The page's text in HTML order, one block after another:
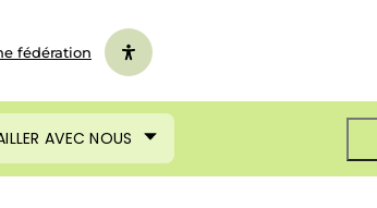
fédération
AVEC NOUS